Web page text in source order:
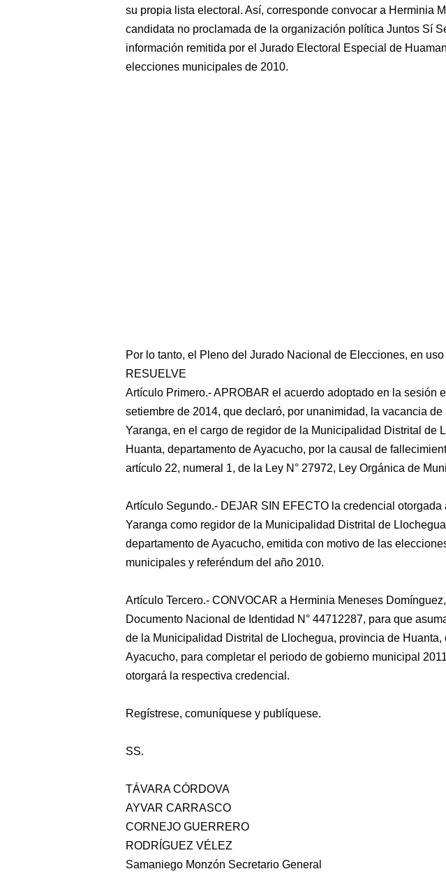
su propia lista electoral. Así, corresponde convocar a Herminia
candidata no proclamada de la organización política Juntos Sí
información remitida por el Jurado Electoral Especial de
elecciones municipales de 2010.
Por lo tanto, el Pleno del Jurado Nacional de Elecciones, en
RESUELVE
Artículo Primero.- APROBAR el acuerdo adoptado en la sesión
setiembre de 2014, que declaró, por unanimidad, la vacancia
Yaranga, en el cargo de regidor de la Municipalidad Distrital de
Huanta, departamento de Ayacucho, por la causal de
artículo 22, numeral 1, de la Ley N° 27972, Ley Orgánica de
Artículo Segundo.- DEJAR SIN EFECTO la credencial otorgada
Yaranga como regidor de la Municipalidad Distrital de
departamento de Ayacucho, emitida con motivo de las
municipales y referéndum del año 2010.
Artículo Tercero.- CONVOCAR a Herminia Meneses
Documento Nacional de Identidad N° 44712287, para que
de la Municipalidad Distrital de Llochegua, provincia de Huanta,
Ayacucho, para completar el periodo de gobierno municipal
otorgará la respectiva credencial.
Regístrese, comuníquese y publíquese.
SS.
TÁVARA CÓRDOVA
AYVAR CARRASCO
CORNEJO GUERRERO
RODRÍGUEZ VÉLEZ
Samaniego Monzón Secretario General